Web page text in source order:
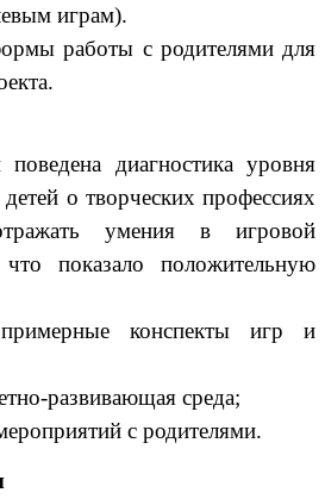
играм).
работы с родителями для
поведена диагностика уровня
детей о творческих профессиях
умения в игровой
что показало положительную
примерные конспекты игр и
развивающая среда;
с родителями.